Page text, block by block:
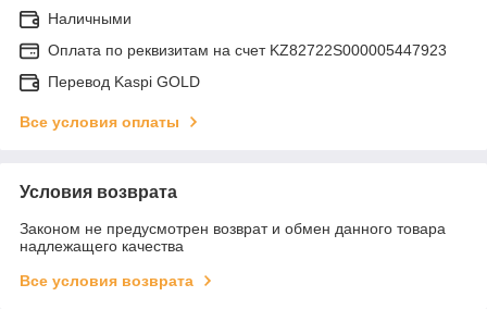
Наличными
Оплата по реквизитам на счет KZ82722S000005447923
Перевод Kaspi GOLD
Все условия оплаты
Условия возврата
Законом не предусмотрен возврат и обмен данного товара
надлежащего качества
Все условия возврата